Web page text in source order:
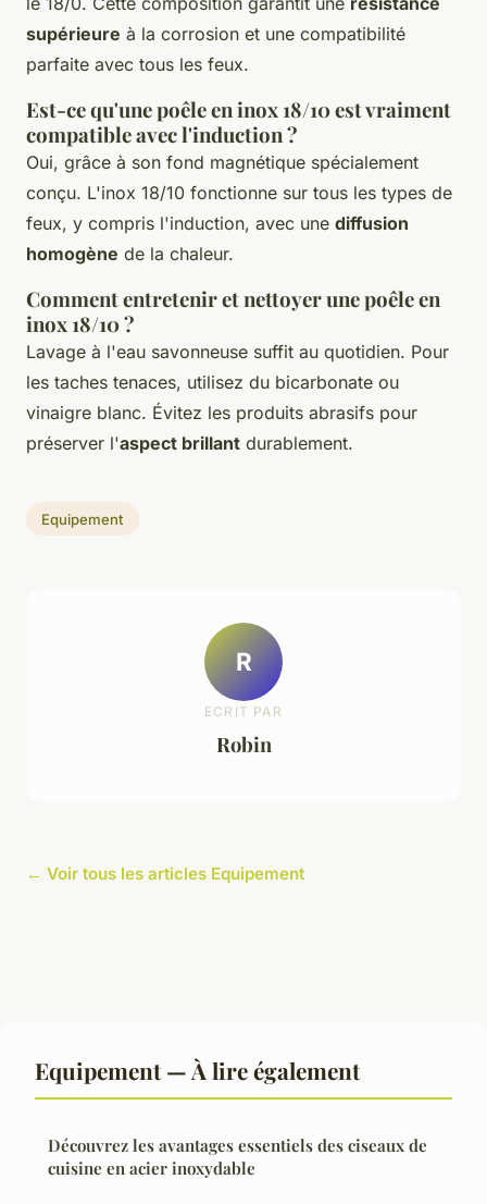
supérieure à la corrosion et une compatibilité
parfaite avec tous les feux.
Est-ce qu'une poêle en inox 18/10 est vraiment
compatible avec l'induction ?
Oui, grâce à son fond magnétique spécialement
conçu. L'inox 18/10 fonctionne sur tous les types de
feux, y compris l'induction, avec une diffusion
homogène de la chaleur.
Comment entretenir et nettoyer une poêle en
inox 18/10 ?
Lavage à l'eau savonneuse suffit au quotidien. Pour
les taches tenaces, utilisez du bicarbonate ou
vinaigre blanc. Évitez les produits abrasifs pour
préserver l'aspect brillant durablement.
Equipement
R
ECRIT PAR
Robin
← Voir tous les articles Equipement
Equipement — À lire également
Découvrez les avantages essentiels des ciseaux de
cuisine en acier inoxydable